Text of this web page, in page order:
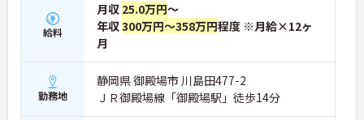
給料
月収 25.0万円～
年収300万円～358万円程度 ※月給×12ヶ
月
勤務地
静岡県 御殿場市 川島田477-2
ＪＲ御殿場線「御殿場駅」徒歩14分